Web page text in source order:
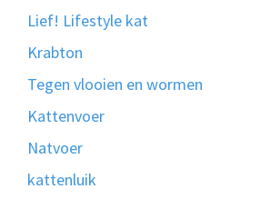
Lief! Lifestyle kat
Krabton
Tegen vlooien en wormen
Kattenvoer
Natvoer
kattenluik